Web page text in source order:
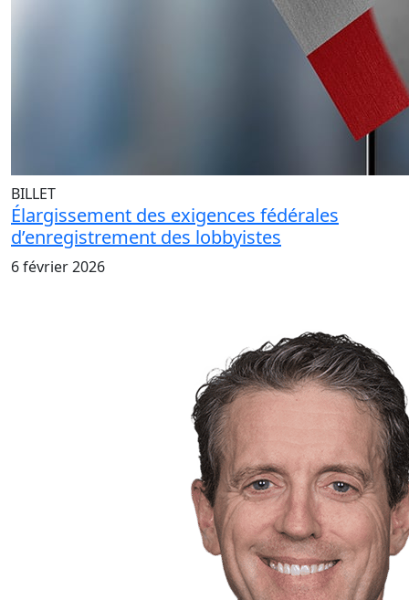
BILLET
Élargissement des exigences fédérales
d’enregistrement des lobbyistes
6 février 2026